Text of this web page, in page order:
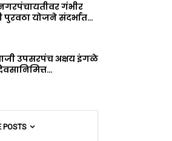
गंभीर
पुरवठा योजने संदर्भात…
उपसरपंच अक्षय इंगळे
POSTS